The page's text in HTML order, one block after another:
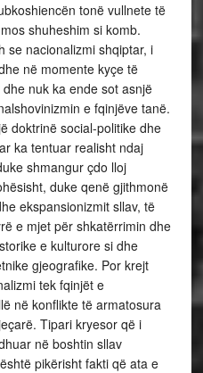
tonë vullnete të
shuheshim si komb.
se nacionalizmi shqiptar, i
në momente kyçe të
nuk ka ende sot asnjë
e fqinjëve tanë.
doktrinë social-politike dhe
ka tentuar realisht ndaj
shmangur çdo lloj
duke qenë gjithmonë
ekspansionizmit sllav, të
e mjet për shkatërrimin dhe
e kulturore si dhe
gjeografike. Por krejt
tek fqinjët e
në konflikte të armatosura
Tipari kryesor që i
në boshtin sllav
pikërisht fakti që ata e